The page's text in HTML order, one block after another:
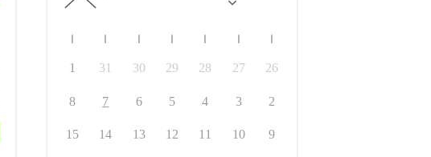
ا ا ا ا ا ا ا
26
27
28
29
30
31
1
2
3
4
5
6
7
8
9
10
11
12
13
14
15